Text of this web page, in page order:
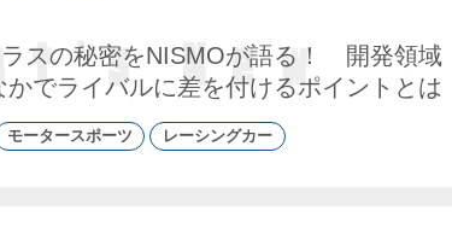
スの秘密をNISMOが語る！ 開発領域
かでライバルに差を付けるポイントとは
モータースポーツ レーシングカー